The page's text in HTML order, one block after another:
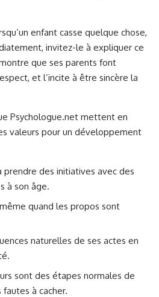
enfant casse quelque chose,
invitez-le à expliquer ce
que ses parents font
et l’incite à être sincère la
Psychologue.net mettent en
valeurs pour un développement
prendre des initiatives avec des
à son âge.
quand les propos sont
naturelles de ses actes en
sont des étapes normales de
fautes à cacher.